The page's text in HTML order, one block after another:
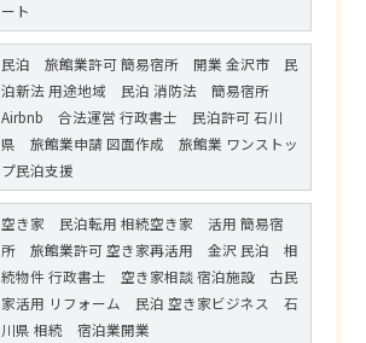
ート
民泊 旅館業許可 簡易宿所 開業 金沢市 民
泊新法 用途地域 民泊 消防法 簡易宿所
Airbnb 合法運営 行政書士 民泊許可 石川
県 旅館業申請 図面作成 旅館業 ワンストッ
プ民泊支援
空き家 民泊転用 相続空き家 活用 簡易宿
所 旅館業許可 空き家再活用 金沢 民泊 相
続物件 行政書士 空き家相談 宿泊施設 古民
家活用 リフォーム 民泊 空き家ビジネス 石
川県 相続 宿泊業開業